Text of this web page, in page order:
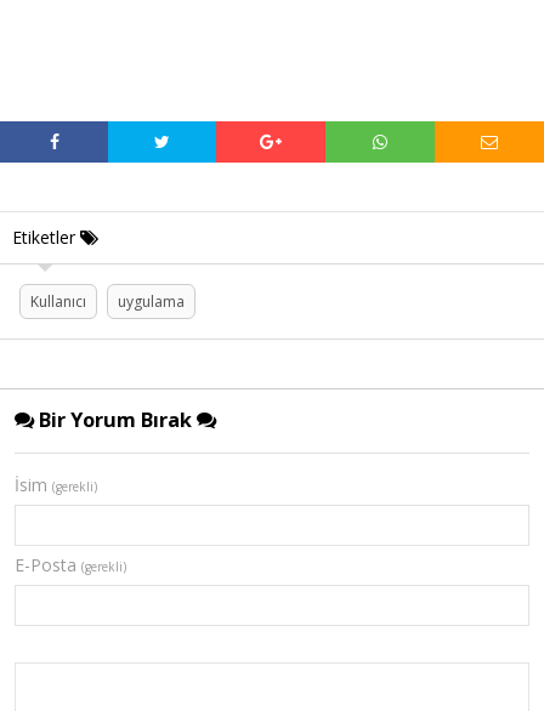
Etiketler
Kullanıcı uygulama
Bir Yorum Bırak
İsim (gerekli)
E-Posta (gerekli)